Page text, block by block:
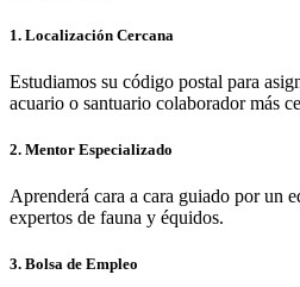
1. Localización Cercana
Estudiamos su código postal para
acuario o santuario colaborador más
2. Mentor Especializado
Aprenderá cara a cara guiado por un
expertos de fauna y équidos.
3. Bolsa de Empleo